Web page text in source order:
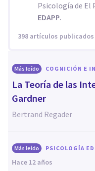
Psicología de El
EDAPP.
398 artículos publicados
Más leído COGNICIÓN E
La Teoría de las
Gardner
Bertrand Regader
Más leído PSICOLOGÍA
hace 12 años